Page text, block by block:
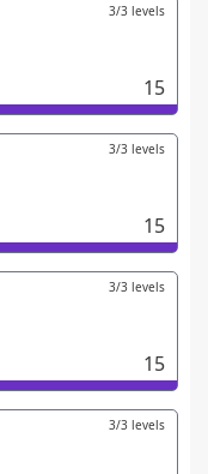
3/3 levels
15
3/3 levels
15
3/3 levels
15
3/3 levels